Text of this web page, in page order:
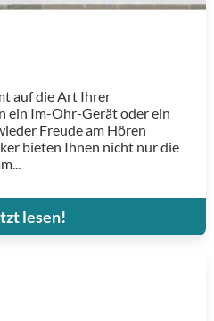
auf die Art Ihrer
ein Im-Ohr-Gerät oder ein
Freude am Hören
bieten Ihnen nicht nur die
lesen!